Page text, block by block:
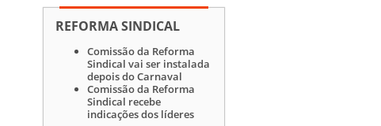
REFORMA SINDICAL
Comissão da Reforma
Sindical vai ser instalada
depois do Carnaval
Comissão da Reforma
Sindical recebe
indicações dos líderes